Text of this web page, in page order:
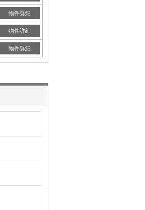
物件詳細
物件詳細
物件詳細